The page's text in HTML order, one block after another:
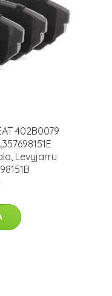
402B0079
Levyjarru